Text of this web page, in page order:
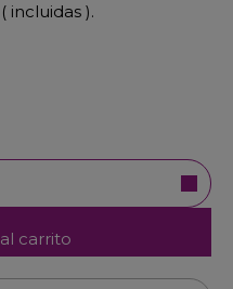
incluidas ).
carrito